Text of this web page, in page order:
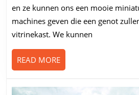
en ze kunnen ons een mooie
machines geven die een genot
vitrinekast. We kunnen
READ MOREREAD
MORE